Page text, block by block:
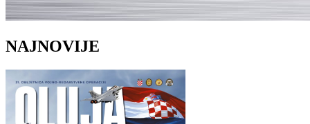
NAJNOVIJE